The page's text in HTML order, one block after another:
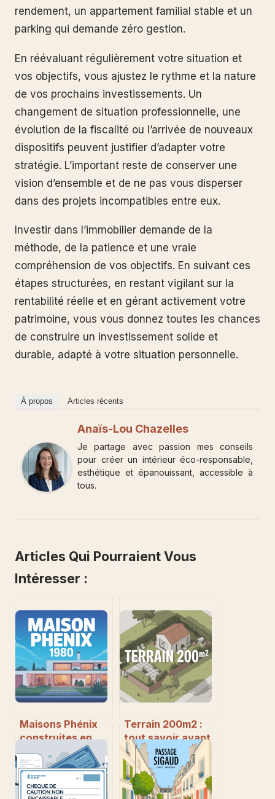
rendement, un appartement familial stable et un
parking qui demande zéro gestion.
En réévaluant régulièrement votre situation et
vos objectifs, vous ajustez le rythme et la nature
de vos prochains investissements. Un
changement de situation professionnelle, une
évolution de la fiscalité ou l’arrivée de nouveaux
dispositifs peuvent justifier d’adapter votre
stratégie. L’important reste de conserver une
vision d’ensemble et de ne pas vous disperser
dans des projets incompatibles entre eux.
Investir dans l’immobilier demande de la
méthode, de la patience et une vraie
compréhension de vos objectifs. En suivant ces
étapes structurées, en restant vigilant sur la
rentabilité réelle et en gérant activement votre
patrimoine, vous vous donnez toutes les chances
de construire un investissement solide et
durable, adapté à votre situation personnelle.
À propos Articles récents
Anaïs-Lou Chazelles
Je partage avec passion mes conseils
pour créer un intérieur éco-responsable,
esthétique et épanouissant, accessible à
tous.
Articles Qui Pourraient Vous
Intéresser :
Maisons Phénix
construites en
1980 ce qu’il faut
savoir avant
d’acheter ou de
rénover
Terrain 200m2 :
tout savoir avant
d’acheter ou
construire sur une
petite parcelle